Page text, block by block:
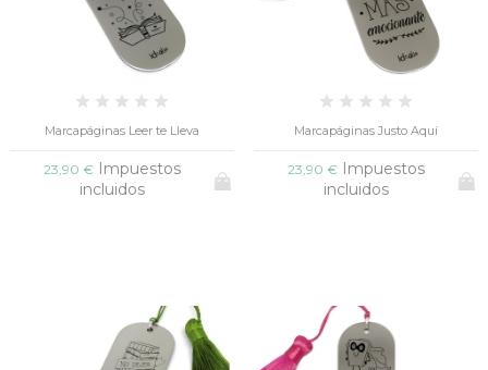
Marcapáginas Leer te Lleva
23,90 € Impuestos
incluidos
Marcapáginas Justo Aquí
23,90 € Impuestos
incluidos